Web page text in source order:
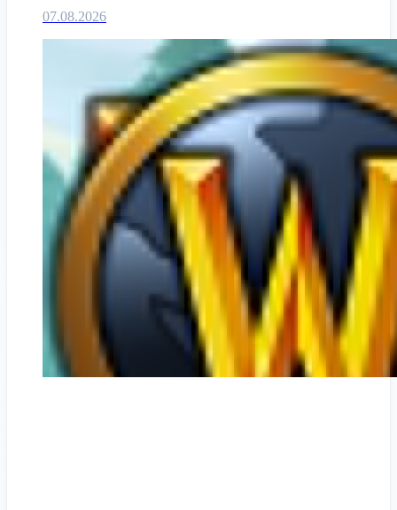
07.08.2026